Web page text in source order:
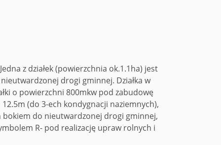
z działek (powierzchnia ok.1.1ha) jest
drogi gminnej. Działka w
o powierzchni 800mkw pod zabudowę
(do 3-ech kondygnacji naziemnych),
bokiem do nieutwardzonej drogi gminnej,
R- pod realizację upraw rolnych i